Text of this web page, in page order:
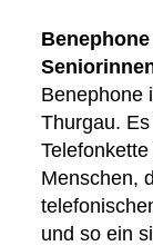
Benephone
Thurgau.
Menschen,
und so ein